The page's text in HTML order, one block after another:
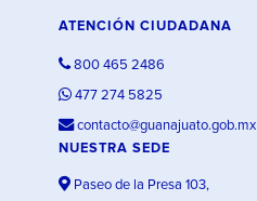
ATENCIÓN CIUDADANA
800 465 2486
477 274 5825
contacto@guanajuato.gob.mx
NUESTRA SEDE
Paseo de la Presa 103,